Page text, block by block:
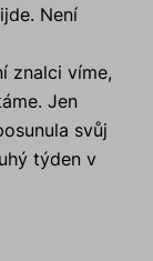
Není
znalci víme,
Jen
svůj
týden v